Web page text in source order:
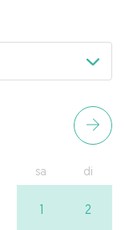
sa di
1 2